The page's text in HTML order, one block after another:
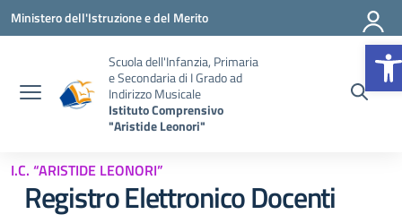
Vai ai contenuti
Vai al menu di navigazione
Vai al footer
Ministero dell'Istruzione e del Merito
Scuola dell'Infanzia, Primaria
e Secondaria di I Grado ad
Indirizzo Musicale
Istituto Comprensivo
"Aristide Leonori"
I.C. “ARISTIDE LEONORI”
Registro Elettronico Docenti